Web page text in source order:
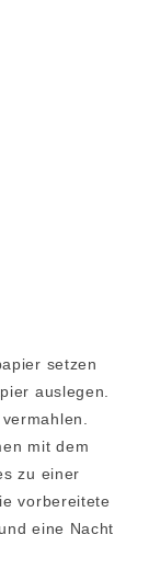
setzen
auslegen.
mit dem
zu einer
vorbereitete
eine Nacht